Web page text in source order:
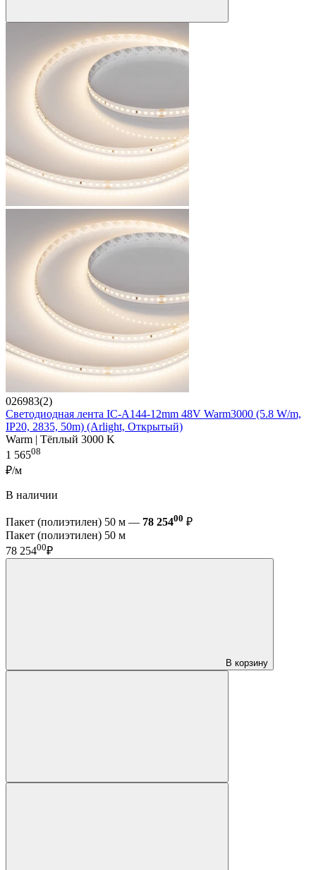
026983(2)
Светодиодная лента IC-A144-12mm 48V Warm3000 (5.8 W/m,
IP20, 2835, 50m) (Arlight, Открытый)
Warm | Тёплый 3000 K
1 56508
₽/м
В наличии
Пакет (полиэтилен) 50 м — 78 25400 ₽
Пакет (полиэтилен) 50 м
78 25400₽
В корзину